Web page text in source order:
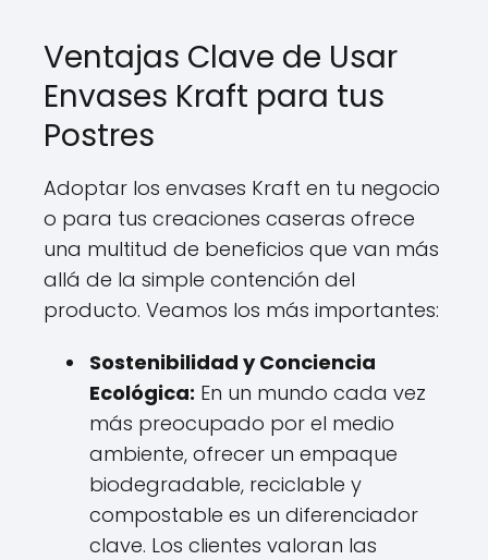
Ventajas Clave de Usar
Envases Kraft para tus
Postres
Adoptar los envases Kraft en tu negocio
o para tus creaciones caseras ofrece
una multitud de beneficios que van más
allá de la simple contención del
producto. Veamos los más importantes:
Sostenibilidad y Conciencia
Ecológica: En un mundo cada vez
más preocupado por el medio
ambiente, ofrecer un empaque
biodegradable, reciclable y
compostable es un diferenciador
clave. Los clientes valoran las